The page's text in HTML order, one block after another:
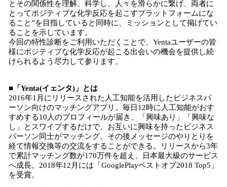
とその関係性を理解、科学し、人々を滑らかに繋げ、両者に
とってポジティブな化学反応を起こすプラットフォームにな
ること”を目指していると同時に、ミッションとして掲げてい
ることを示しています。
今回の特性診断をご利用いただくことで、Yentaユーザーの皆
様にポジティブな化学反応が起こる出会いの機会を提供し続
けられるよう尽力して参ります。
■「Yenta(イェンタ)」とは
2016年1月にリリースされた人工知能を活用したビジネスパ
ーソン向けのマッチングアプリ。毎日12時に人工知能がおす
すめする10人のプロフィールが届き、「興味あり」「興味な
し」とスワイプするだけで、お互いに興味を持ったビジネス
パーソン同士がマッチング。その後メッセージのやりとりを
経て情報交換等の交流をすることができる。リリースから3年
で累計マッチング数が170万件を超え、日本最大級のサービス
へ成⻑。2018年12月には「GooglePlayベストオブ2018 Top5」
を受賞。